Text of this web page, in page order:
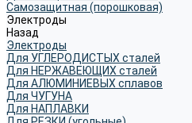
Самозащитная (порошковая)
Электроды
Назад
Электроды
Для УГЛЕРОДИСТЫХ сталей
Для НЕРЖАВЕЮЩИХ сталей
Для АЛЮМИНИЕВЫХ сплавов
Для ЧУГУНА
Для НАПЛАВКИ